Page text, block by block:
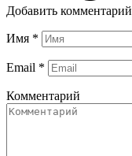
Добавить комментарий
Имя *
Email *
Комментарий